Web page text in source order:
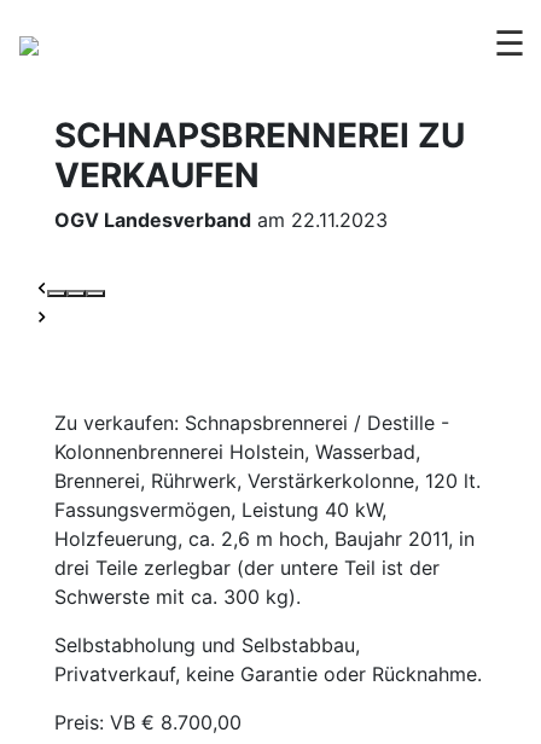
☰
SCHNAPSBRENNEREI ZU
VERKAUFEN
OGV Landesverband am 22.11.2023
Zu verkaufen: Schnapsbrennerei / Destille -
Kolonnenbrennerei Holstein, Wasserbad,
Brennerei, Rührwerk, Verstärkerkolonne, 120 lt.
Fassungsvermögen, Leistung 40 kW,
Holzfeuerung, ca. 2,6 m hoch, Baujahr 2011, in
drei Teile zerlegbar (der untere Teil ist der
Schwerste mit ca. 300 kg).
Selbstabholung und Selbstabbau,
Privatverkauf, keine Garantie oder Rücknahme.
Preis: VB € 8.700,00